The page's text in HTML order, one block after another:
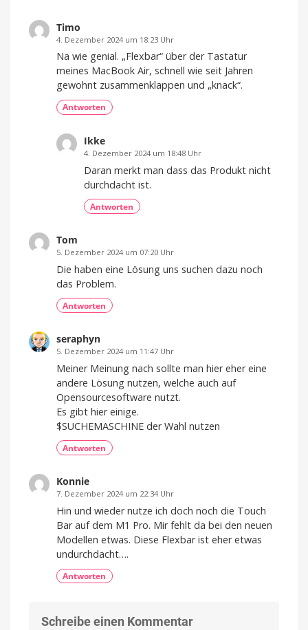
Launchdatum
Preis
frische
Timo
4. Dezember 2024 um 18:23 Uhr
Na wie genial. „Flexbar“ über der Tastatur
meines MacBook Air, schnell wie seit Jahren
gewohnt zusammenklappen und „knack“.
Antworten
Ikke
4. Dezember 2024 um 18:48 Uhr
Daran merkt man dass das Produkt nicht
durchdacht ist.
Antworten
Tom
5. Dezember 2024 um 07:20 Uhr
Die haben eine Lösung uns suchen dazu noch
das Problem.
Antworten
seraphyn
5. Dezember 2024 um 11:47 Uhr
Meiner Meinung nach sollte man hier eher eine
andere Lösung nutzen, welche auch auf
Opensourcesoftware nutzt.
Es gibt hier einige.
$SUCHEMASCHINE der Wahl nutzen
Antworten
Konnie
7. Dezember 2024 um 22:34 Uhr
Hin und wieder nutze ich doch noch die Touch
Bar auf dem M1 Pro. Mir fehlt da bei den neuen
Modellen etwas. Diese Flexbar ist eher etwas
undurchdacht….
Antworten
Schreibe einen Kommentar